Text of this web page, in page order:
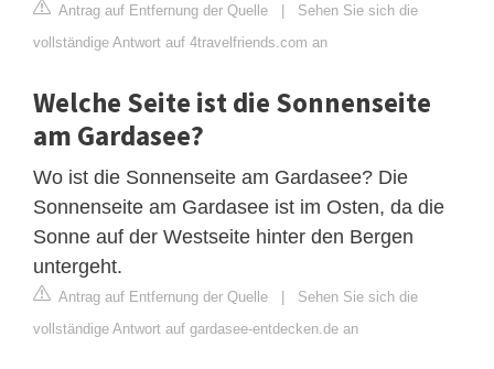
Antrag auf Entfernung der Quelle | Sehen Sie sich die
vollständige Antwort auf 4travelfriends.com an
Welche Seite ist die Sonnenseite
am Gardasee?
Wo ist die Sonnenseite am Gardasee? Die
Sonnenseite am Gardasee ist im Osten, da die
Sonne auf der Westseite hinter den Bergen
untergeht.
Antrag auf Entfernung der Quelle | Sehen Sie sich die
vollständige Antwort auf gardasee-entdecken.de an